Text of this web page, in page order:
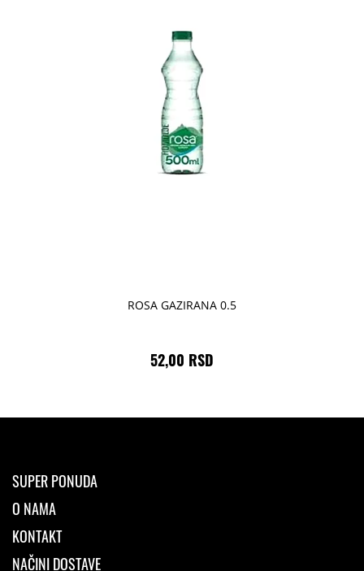
ROSA GAZIRANA 0.5
52,00 RSD
SUPER PONUDA
O NAMA
KONTAKT
NAČINI DOSTAVE